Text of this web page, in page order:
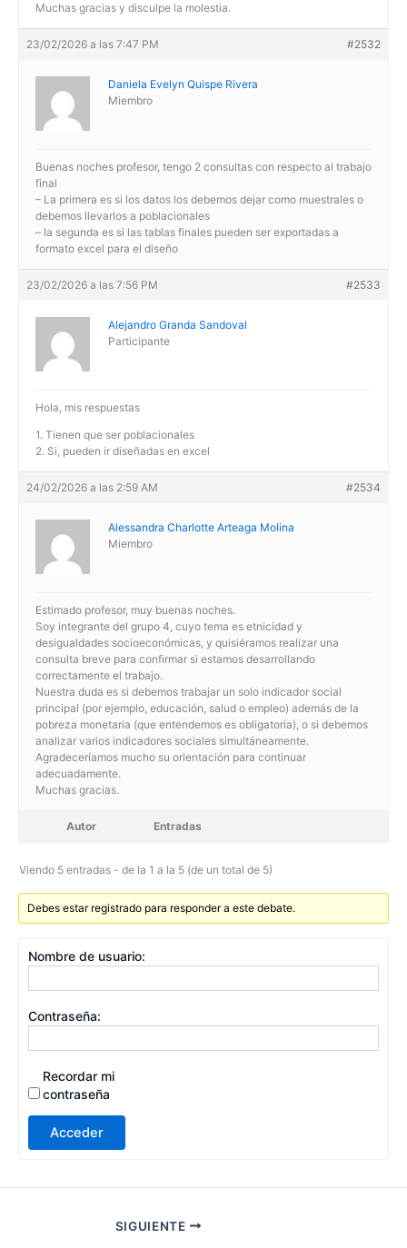
Muchas gracias y disculpe la molestia.
23/02/2026 a las 7:47 PM #2532
Daniela Evelyn Quispe Rivera
Miembro
Buenas noches profesor, tengo 2 consultas con respecto al trabajo
final
– La primera es si los datos los debemos dejar como muestrales o
debemos llevarlos a poblacionales
– la segunda es si las tablas finales pueden ser exportadas a
formato excel para el diseño
23/02/2026 a las 7:56 PM #2533
Alejandro Granda Sandoval
Participante
Hola, mis respuestas
1. Tienen que ser poblacionales
2. Si, pueden ir diseñadas en excel
24/02/2026 a las 2:59 AM #2534
Alessandra Charlotte Arteaga Molina
Miembro
Estimado profesor, muy buenas noches.
Soy integrante del grupo 4, cuyo tema es etnicidad y
desigualdades socioeconómicas, y quisiéramos realizar una
consulta breve para confirmar si estamos desarrollando
correctamente el trabajo.
Nuestra duda es si debemos trabajar un solo indicador social
principal (por ejemplo, educación, salud o empleo) además de la
pobreza monetaria (que entendemos es obligatoria), o si debemos
analizar varios indicadores sociales simultáneamente.
Agradeceríamos mucho su orientación para continuar
adecuadamente.
Muchas gracias.
Autor Entradas
Viendo 5 entradas - de la 1 a la 5 (de un total de 5)
Debes estar registrado para responder a este debate.
Nombre de usuario:
Contraseña:
Recordar mi
contraseña
Acceder
SIGUIENTE